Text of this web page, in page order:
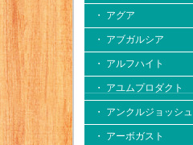
・ アグア
・ アブガルシア
・ アルフハイト
・ アユムプロダクト
・ アンクルジョッシュ
・ アーボガスト